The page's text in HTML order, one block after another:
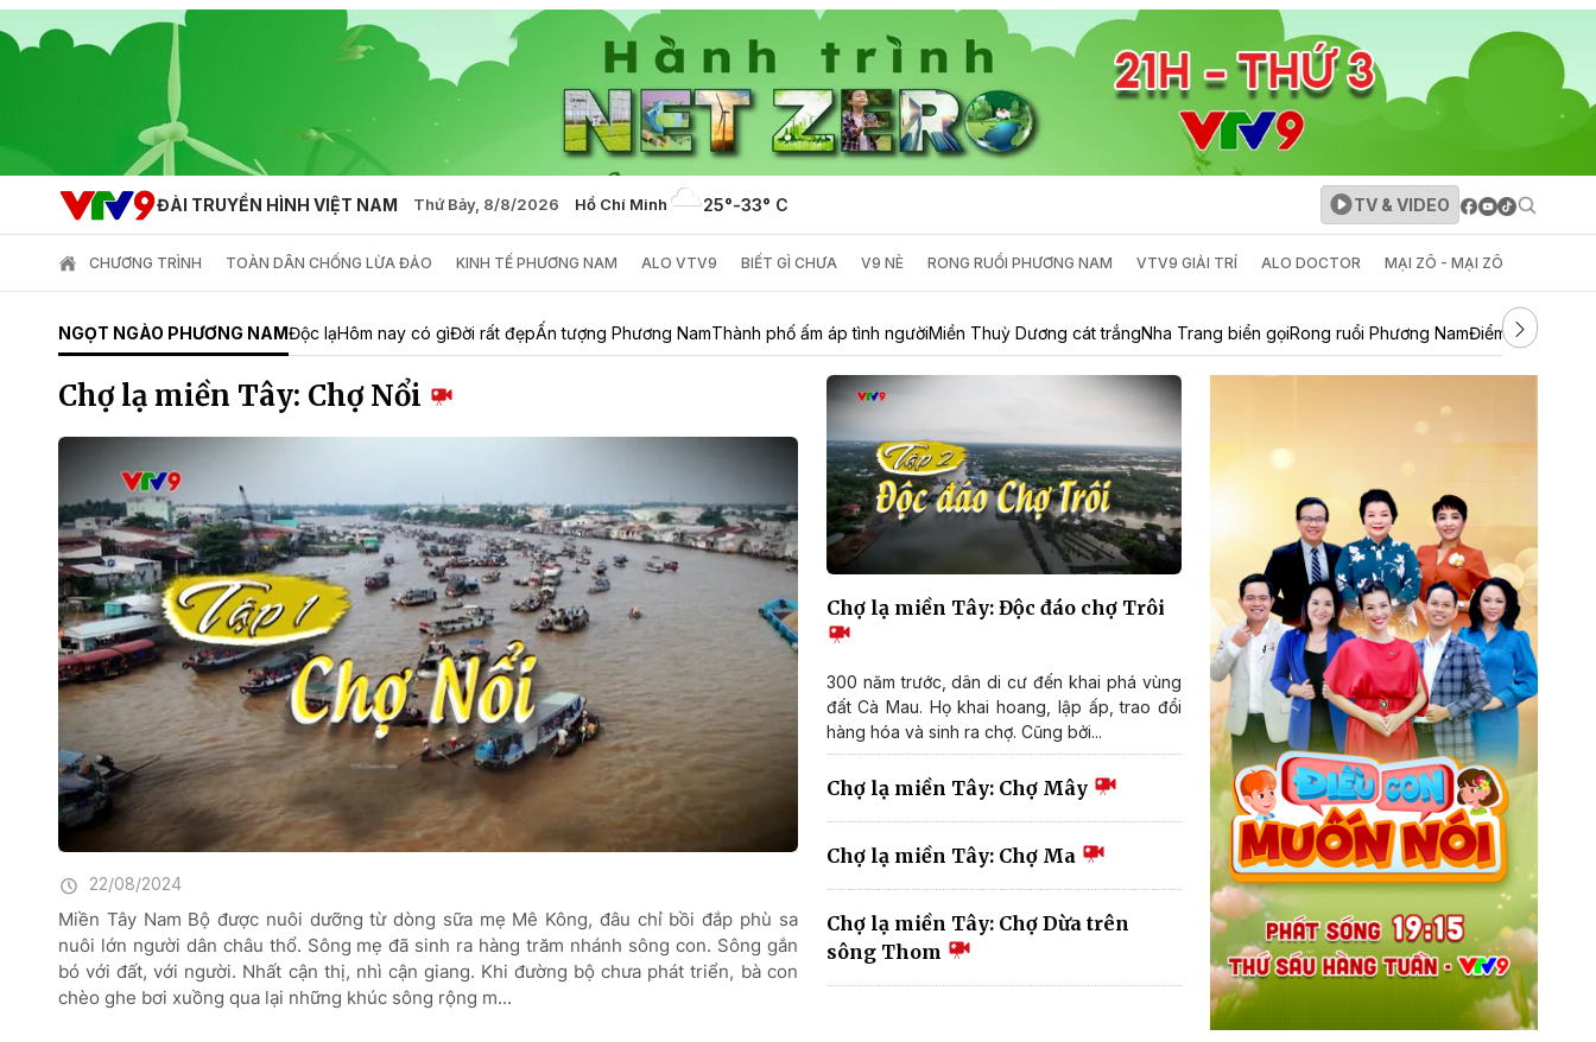
ĐÀI TRUYỀN HÌNH VIỆT NAM Thứ Bảy, 8/8/2026 Hồ Chí Minh 25°-33° C TV & VIDEO
CHƯƠNG TRÌNH TOÀN DÂN CHỐNG LỪA ĐẢO KINH TẾ PHƯƠNG NAM ALO VTV9 BIẾT GÌ CHƯA V9 NÈ RONG RUỔI PHƯƠNG NAM VTV9 GIẢI TRÍ ALO DOCTOR MẠI ZÔ - MẠI ZÔ
NGỌT NGÀO PHƯƠNG NAMĐộc lạHôm nay có gìĐời rất đẹpẤn tượng Phương NamThành phố ấm áp tình ngườiMiền Thuỳ Dương cát trắngNha Trang biển gọiRong ruổi Phương NamĐiểm đến cuối
Chợ lạ miền Tây: Chợ Nổi
22/08/2024
Miền Tây Nam Bộ được nuôi dưỡng từ dòng sữa mẹ Mê Kông, đâu chỉ bồi đắp phù sa
nuôi lớn người dân châu thổ. Sông mẹ đã sinh ra hàng trăm nhánh sông con. Sông gắn
bó với đất, với người. Nhất cận thị, nhì cận giang. Khi đường bộ chưa phát triển, bà con
chèo ghe bơi xuồng qua lại những khúc sông rộng m...
Chợ lạ miền Tây: Độc đáo chợ Trôi
300 năm trước, dân di cư đến khai phá vùng
đất Cà Mau. Họ khai hoang, lập ấp, trao đổi
hàng hóa và sinh ra chợ. Cũng bởi...
Chợ lạ miền Tây: Chợ Mây
Chợ lạ miền Tây: Chợ Ma
Chợ lạ miền Tây: Chợ Dừa trên
sông Thom